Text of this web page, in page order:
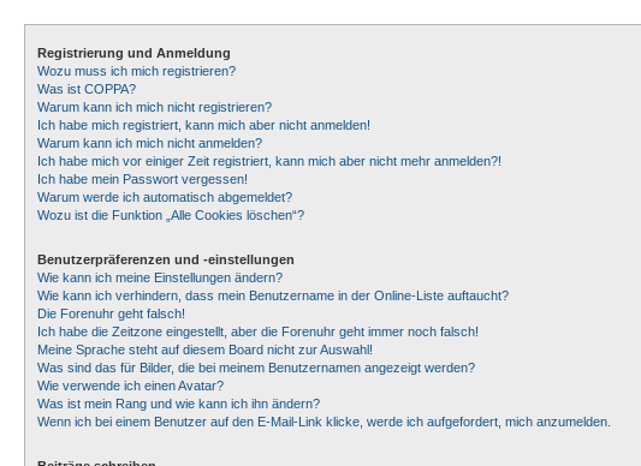
Registrierung und Anmeldung
Wozu muss ich mich registrieren?
Was ist COPPA?
Warum kann ich mich nicht registrieren?
Ich habe mich registriert, kann mich aber nicht anmelden!
Warum kann ich mich nicht anmelden?
Ich habe mich vor einiger Zeit registriert, kann mich aber nicht mehr anmelden?!
Ich habe mein Passwort vergessen!
Warum werde ich automatisch abgemeldet?
Wozu ist die Funktion „Alle Cookies löschen“?
Benutzerpräferenzen und -einstellungen
Wie kann ich meine Einstellungen ändern?
Wie kann ich verhindern, dass mein Benutzername in der Online-Liste auftaucht?
Die Forenuhr geht falsch!
Ich habe die Zeitzone eingestellt, aber die Forenuhr geht immer noch falsch!
Meine Sprache steht auf diesem Board nicht zur Auswahl!
Was sind das für Bilder, die bei meinem Benutzernamen angezeigt werden?
Wie verwende ich einen Avatar?
Was ist mein Rang und wie kann ich ihn ändern?
Wenn ich bei einem Benutzer auf den E-Mail-Link klicke, werde ich aufgefordert, mich anzumelden.